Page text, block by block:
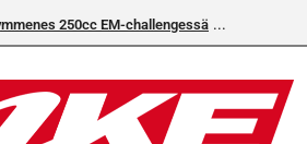
250cc EM-challengessä